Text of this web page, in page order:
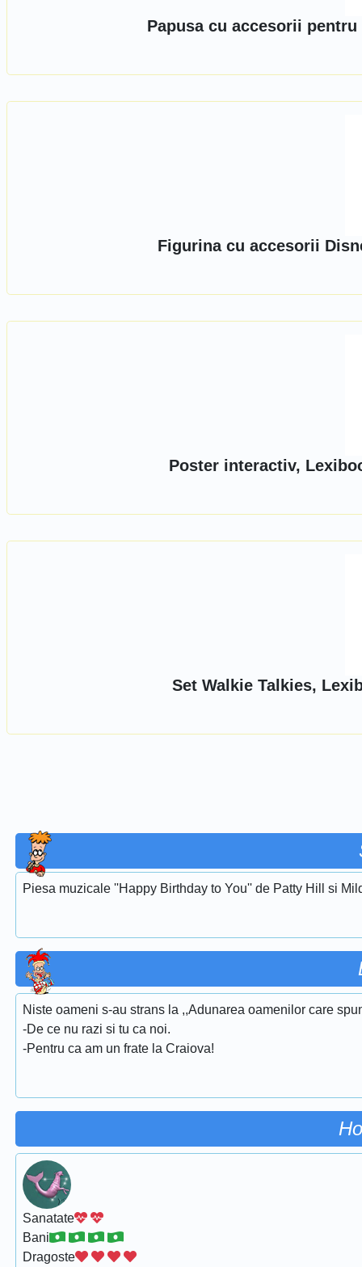
Papusa cu accesorii
Figurina cu accesorii
Poster interactiv,
Set Walkie Talkies,
Piesa muzicale ''Happy Birthday to You'' de Patty Hill si
Niste oameni s-au strans la ,,Adunarea oamenilor care
-De ce nu razi si tu ca noi.
-Pentru ca am un frate la Craiova!
Sanatate
Bani
Dragoste